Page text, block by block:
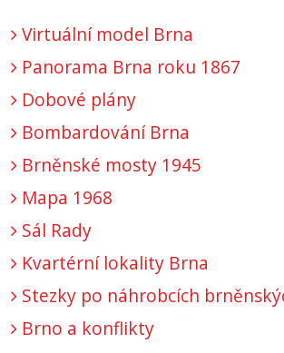
Virtuální model Brna
Panorama Brna roku 1867
Dobové plány
Bombardování Brna
Brněnské mosty 1945
Mapa 1968
Sál Rady
Kvartérní lokality Brna
Stezky po náhrobcích
Brno a konflikty